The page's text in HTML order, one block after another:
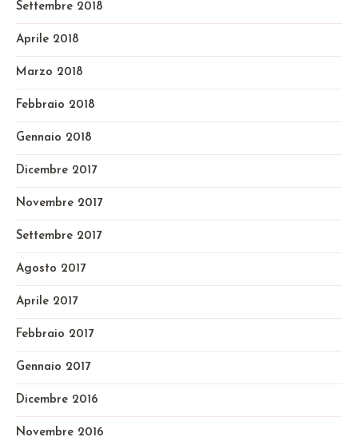
Settembre 2018
Aprile 2018
Marzo 2018
Febbraio 2018
Gennaio 2018
Dicembre 2017
Novembre 2017
Settembre 2017
Agosto 2017
Aprile 2017
Febbraio 2017
Gennaio 2017
Dicembre 2016
Novembre 2016